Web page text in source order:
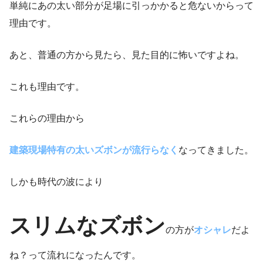
単純にあの太い部分が足場に引っかかると危ないからって
理由です。
あと、普通の方から見たら、見た目的に怖いですよね。
これも理由です。
これらの理由から
建築現場特有の太いズボンが流行らなく なってきました。
しかも時代の波により
スリムなズボンの方がオシャレだよ
ね？って流れになったんです。